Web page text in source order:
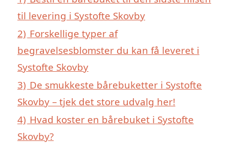
til levering i Systofte Skovby
2) Forskellige typer af
begravelsesblomster du kan få leveret i
Systofte Skovby
3) De smukkeste bårebuketter i Systofte
Skovby – tjek det store udvalg her!
4) Hvad koster en bårebuket i Systofte
Skovby?